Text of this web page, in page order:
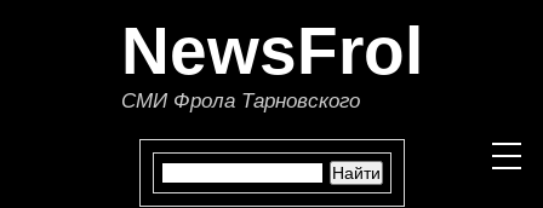
NewsFrol
СМИ Фрола Тарновского